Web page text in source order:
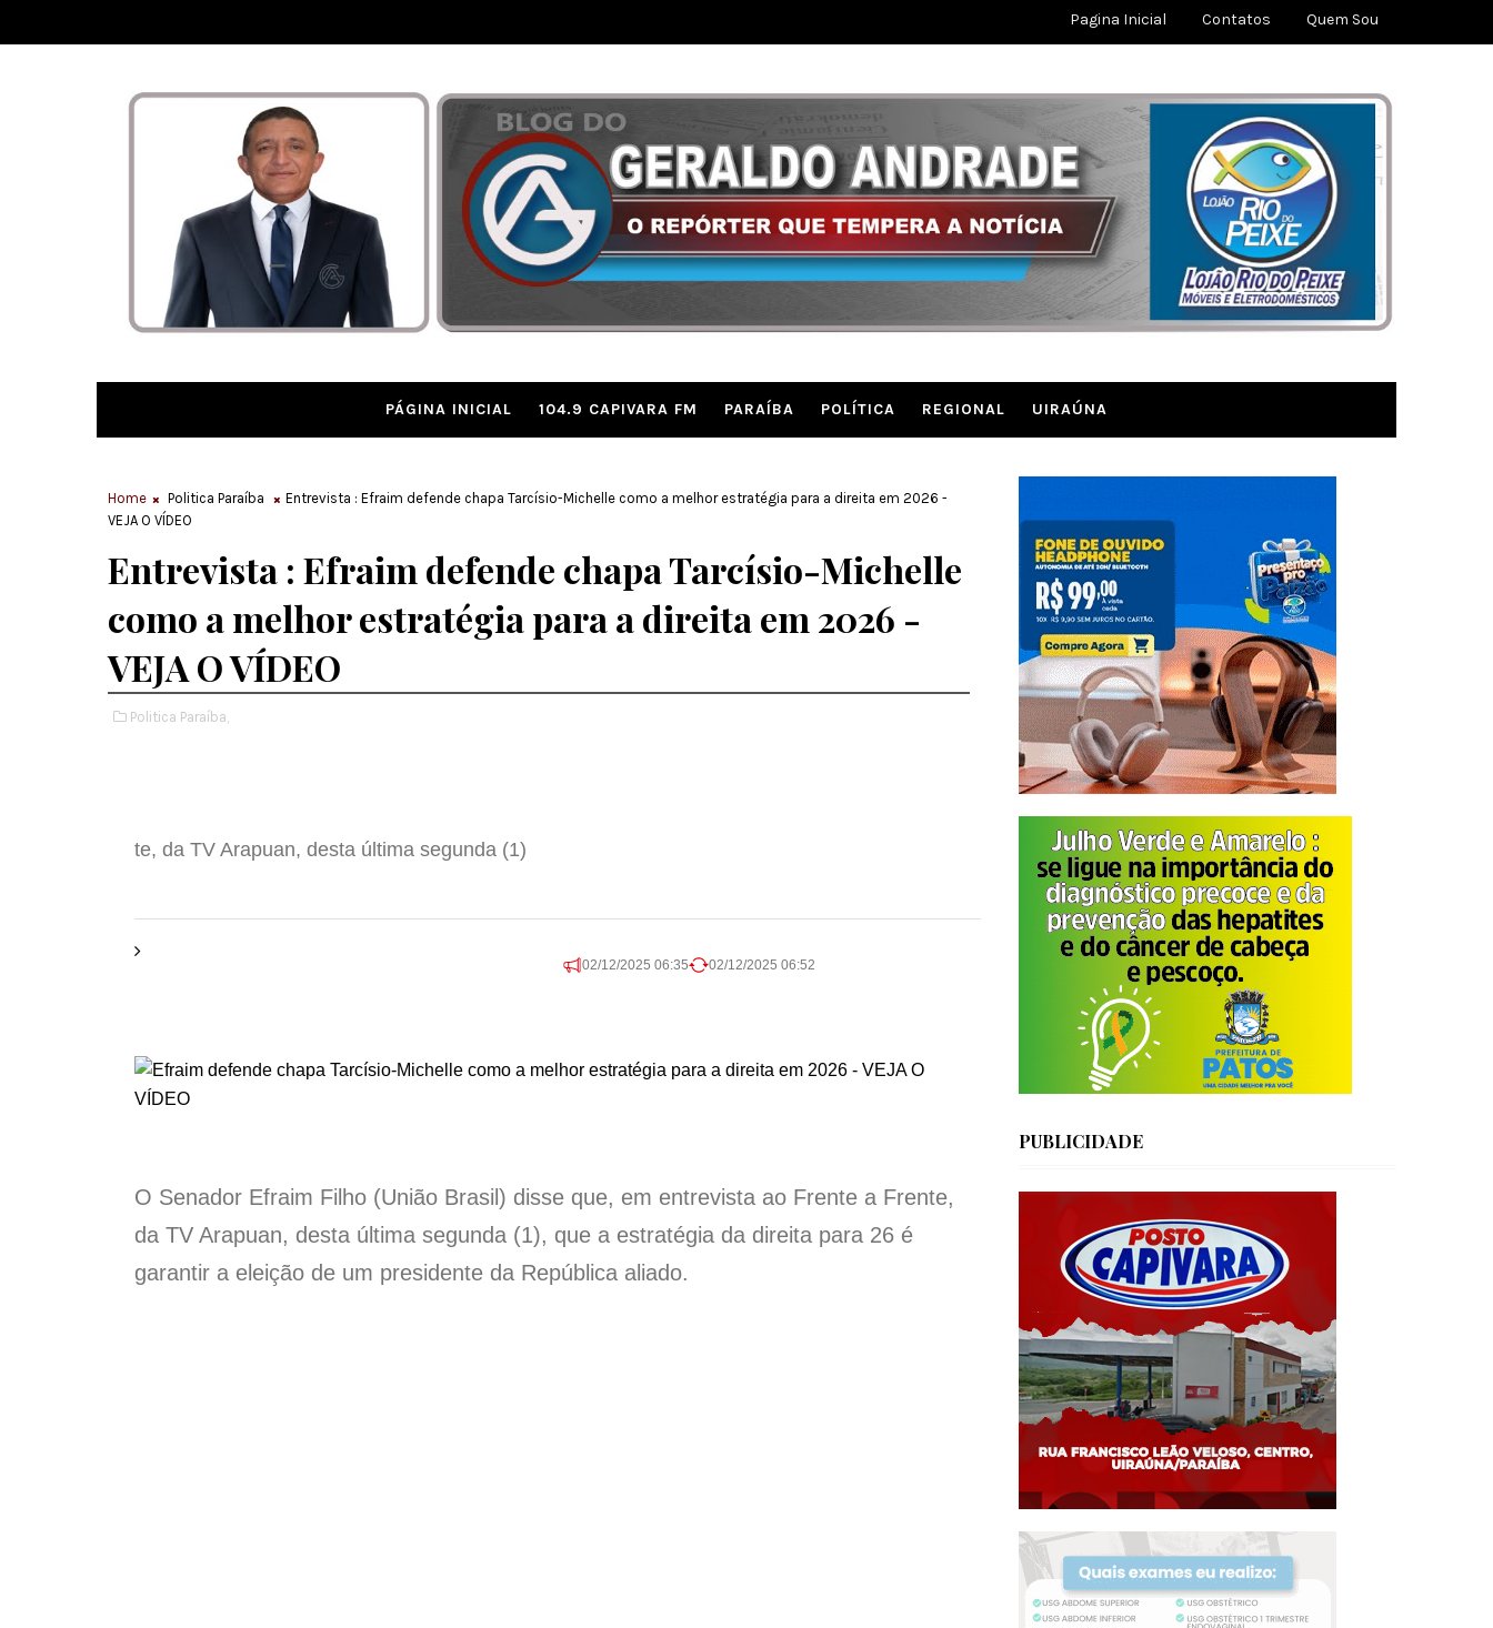
Pagina Inicial Contatos Quem Sou
PÁGINA INICIAL 104.9 CAPIVARA FM PARAÍBA POLÍTICA REGIONAL UIRAÚNA
Home Politica Paraíba
Entrevista : Efraim defende chapa Tarcísio-Michelle como a melhor estratégia para a direita em 2026 -
VEJA O VÍDEO
Entrevista : Efraim defende chapa Tarcísio-Michelle
como a melhor estratégia para a direita em 2026 -
VEJA O VÍDEO
Politica Paraíba,
te, da TV Arapuan, desta última segunda (1)
02/12/2025 06:35 02/12/2025 06:52 Compartilhar
O Senador Efraim Filho (União Brasil) disse que, em entrevista ao Frente a Frente,
da TV Arapuan, desta última segunda (1), que a estratégia da direita para 26 é
garantir a eleição de um presidente da República aliado.
PUBLICIDADE